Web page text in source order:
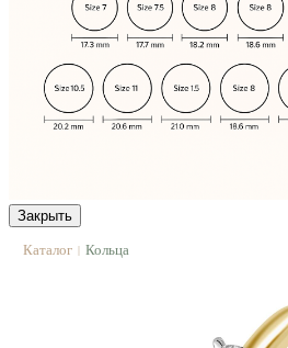
Закрыть
Каталог | Кольца